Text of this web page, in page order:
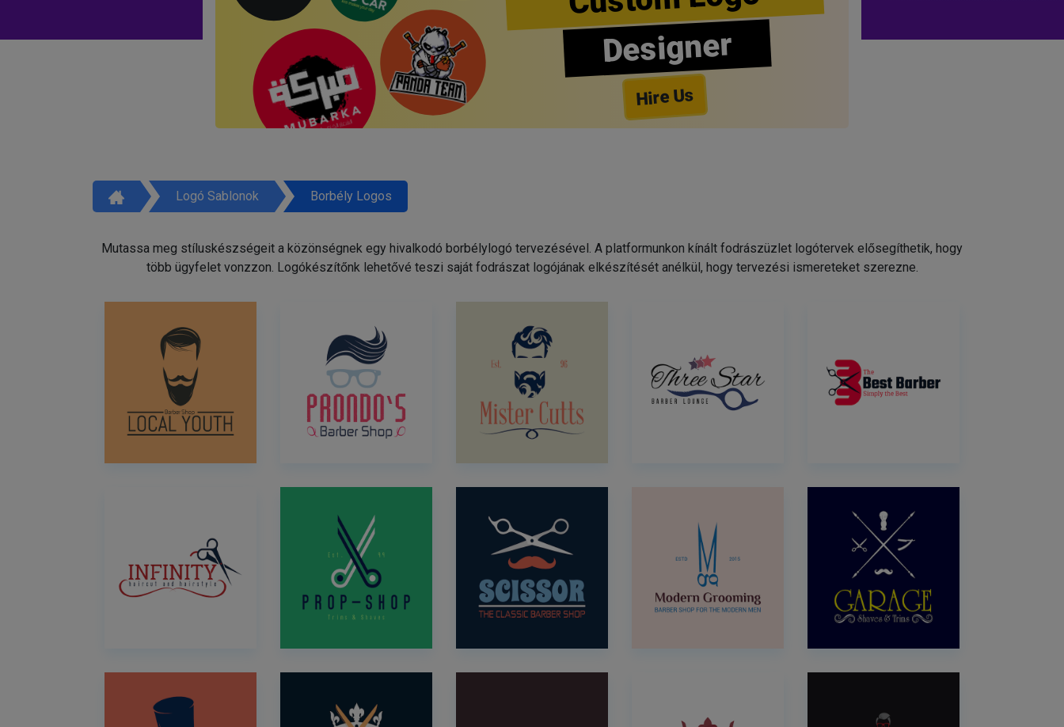
Designer
Hire Us
Logó Sablonok Borbély Logos
Mutassa meg stíluskészségeit a közönségnek egy hivalkodó borbélylogó tervezésével. A platformunkon kínált fodrászüzlet logótervek elősegíthetik, hogy
több ügyfelet vonzzon. Logókészítőnk lehetővé teszi saját fodrászat logójának elkészítését anélkül, hogy tervezési ismereteket szerezne.